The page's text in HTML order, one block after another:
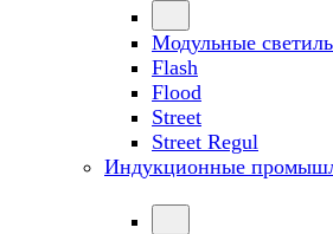
Модульные
Flash
Flood
Street
Street Regul
Индукционные